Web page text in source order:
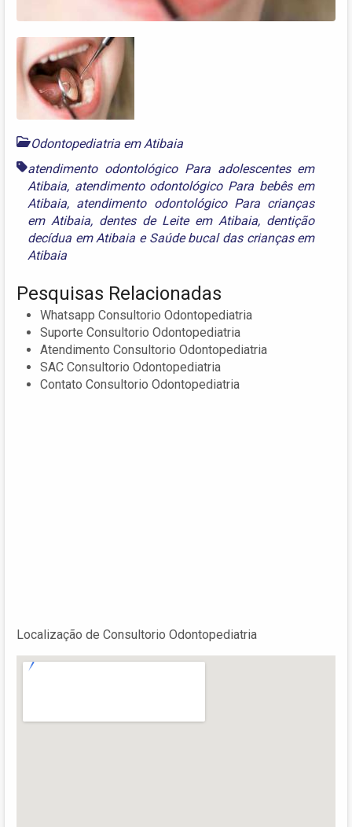
Odontopediatria em Atibaia
atendimento odontológico Para adolescentes em
Atibaia, atendimento odontológico Para bebês em
Atibaia, atendimento odontológico Para crianças
em Atibaia, dentes de Leite em Atibaia, dentição
decídua em Atibaia e Saúde bucal das crianças em
Atibaia
Pesquisas Relacionadas
Whatsapp Consultorio Odontopediatria
Suporte Consultorio Odontopediatria
Atendimento Consultorio Odontopediatria
SAC Consultorio Odontopediatria
Contato Consultorio Odontopediatria
Localização de Consultorio Odontopediatria